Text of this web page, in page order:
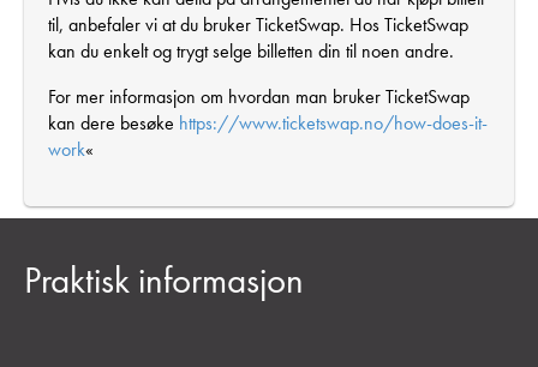
til, anbefaler vi at du bruker TicketSwap. Hos TicketSwap
kan du enkelt og trygt selge billetten din til noen andre.
For mer informasjon om hvordan man bruker TicketSwap
kan dere besøke https://www.ticketswap.no/how-does-it-
work«
Praktisk informasjon